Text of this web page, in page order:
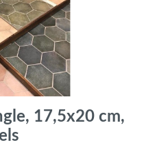
17,5x20 cm,